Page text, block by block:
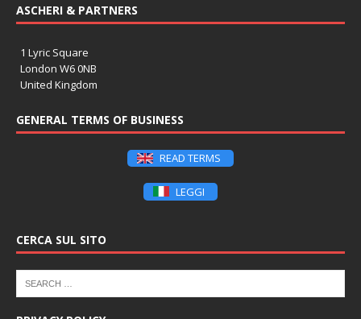
ASCHERI & PARTNERS
1 Lyric Square
London W6 0NB
United Kingdom
GENERAL TERMS OF BUSINESS
READ TERMS
LEGGI
CERCA SUL SITO